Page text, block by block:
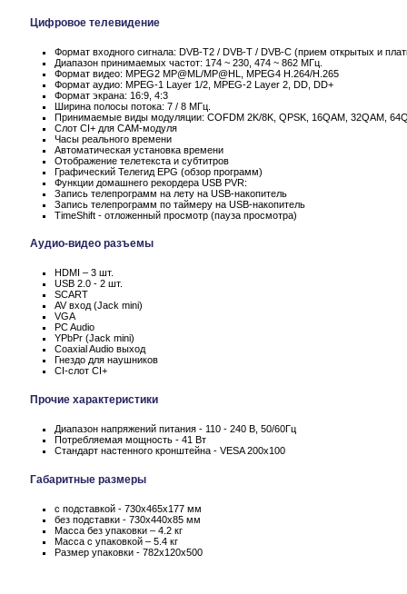
Цифровое телевидение
Формат входного сигнала: DVB-T2 / DVB-T / DVB-C (прием открытых и
Диапазон принимаемых частот: 174 ~ 230, 474 ~ 862 МГц.
Формат видео: MPEG2 MP@ML/MP@HL, MPEG4 H.264/H.265
Формат аудио: MPEG-1 Layer 1/2, MPEG-2 Layer 2, DD, DD+
Формат экрана: 16:9, 4:3
Ширина полосы потока: 7 / 8 МГц.
Принимаемые виды модуляции: COFDM 2K/8K, QPSK, 16QAM, 32QAM,
Слот CI+ для CAM-модуля
Часы реального времени
Автоматическая установка времени
Отображение телетекста и субтитров
Графический Телегид EPG (обзор программ)
Функции домашнего рекордера USB PVR:
Запись телепрограмм на лету на USB-накопитель
Запись телепрограмм по таймеру на USB-накопитель
TimeShift - отложенный просмотр (пауза просмотра)
Аудио-видео разъемы
HDMI – 3 шт.
USB 2.0 - 2 шт.
SCART
AV вход (Jack mini)
VGA
PC Audio
YPbPr (Jack mini)
Coaxial Audio выход
Гнездо для наушников
CI-слот CI+
Прочие характеристики
Диапазон напряжений питания - 110 - 240 В, 50/60Гц
Потребляемая мощность - 41 Вт
Стандарт настенного кронштейна - VESA 200x100
Габаритные размеры
с подставкой - 730x465x177 мм
без подставки - 730x440x85 мм
Масса без упаковки – 4.2 кг
Масса c упаковкой – 5.4 кг
Размер упаковки - 782x120x500